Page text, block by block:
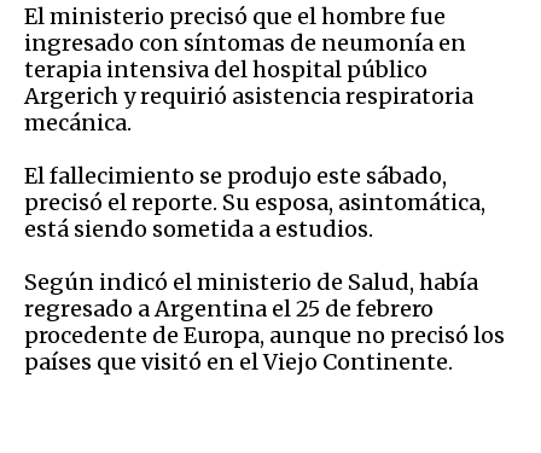
El ministerio precisó que el hombre fue
ingresado con síntomas de neumonía en
terapia intensiva del hospital público
Argerich y requirió asistencia respiratoria
mecánica.
El fallecimiento se produjo este sábado,
precisó el reporte. Su esposa, asintomática,
está siendo sometida a estudios.
Según indicó el ministerio de Salud, había
regresado a Argentina el 25 de febrero
procedente de Europa, aunque no precisó los
países que visitó en el Viejo Continente.